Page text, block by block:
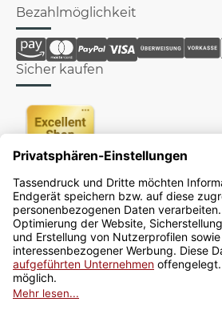
Bezahlmöglichkeit
Sicher kaufen
Newsletter